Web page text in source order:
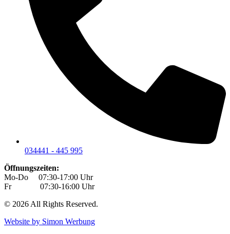
034441 - 445 995
Öffnungszeiten:
Mo-Do 07:30-17:00 Uhr
Fr 07:30-16:00 Uhr
© 2026 All Rights Reserved.
Website by Simon Werbung